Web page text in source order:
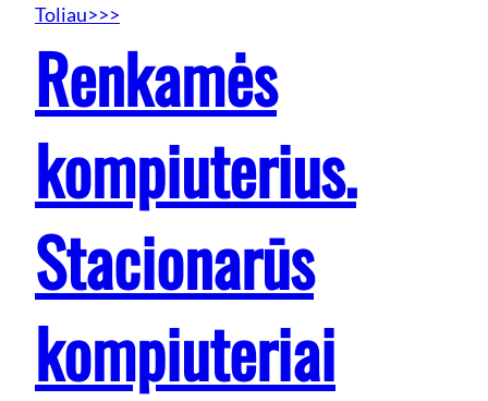
Toliau>>>
Renkamės
kompiuterius.
Stacionarūs
kompiuteriai